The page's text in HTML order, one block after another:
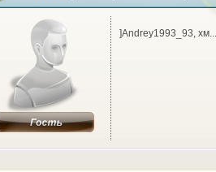
]Andrey1993_93,